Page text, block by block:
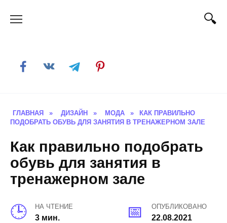
ГЛАВНАЯ » ДИЗАЙН » МОДА »
КАК ПРАВИЛЬНО
ПОДОБРАТЬ ОБУВЬ ДЛЯ ЗАНЯТИЯ В ТРЕНАЖЕРНОМ ЗАЛЕ
Как правильно подобрать
обувь для занятия в
тренажерном зале
НА ЧТЕНИЕ
3 мин.
ОПУБЛИКОВАНО
22.08.2021